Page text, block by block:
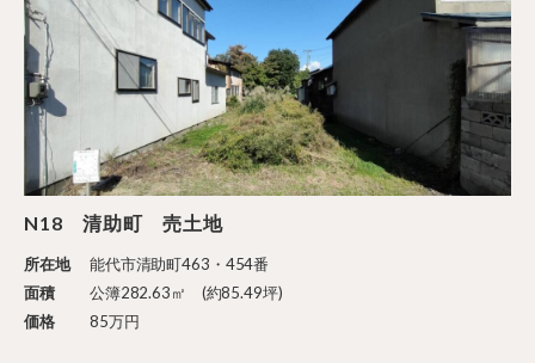
N18 清助町 売土地
所在地
能代市清助町463・454番
面積
公簿282.63㎡ (約85.49坪)
価格
85万円